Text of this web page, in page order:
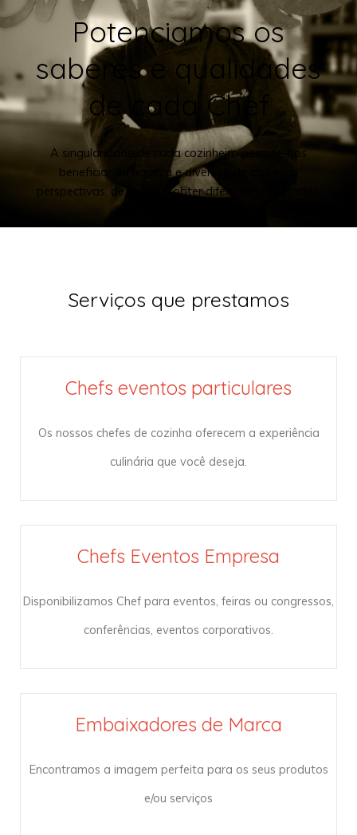
Potenciamos os
saberes e qualidades
de cada Chef
A singularidade de cada cozinheiro permite-nos
beneficiar da riqueza e diversidade das suas
perspectivas, de modo a obter diferentes resultados.
Serviços que prestamos
Chefs eventos particulares
Os nossos chefes de cozinha oferecem a experiência
culinária que você deseja.
Chefs Eventos Empresa
Disponibilizamos Chef para eventos, feiras ou congressos,
conferências, eventos corporativos.
Embaixadores de Marca
Encontramos a imagem perfeita para os seus produtos
e/ou serviços